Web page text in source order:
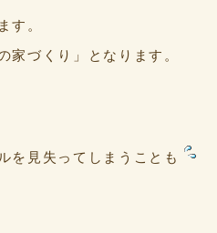
す。
家づくり」となります。
を見失ってしまうことも